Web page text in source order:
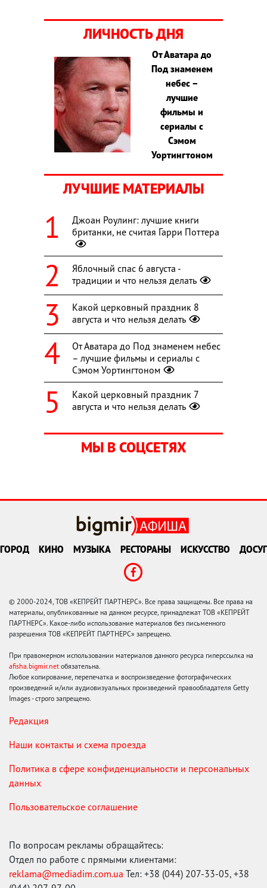
ЛИЧНОСТЬ ДНЯ
От Аватара до
Под знаменем
небес –
лучшие
фильмы и
сериалы с
Сэмом
Уортингтоном
ЛУЧШИЕ МАТЕРИАЛЫ
Джоан Роулинг: лучшие книги
британки, не считая Гарри Поттера
Яблочный спас 6 августа -
традиции и что нельзя делать
Какой церковный праздник 8
августа и что нельзя делать
От Аватара до Под знаменем небес
– лучшие фильмы и сериалы с
Сэмом Уортингтоном
Какой церковный праздник 7
августа и что нельзя делать
МЫ В СОЦСЕТЯХ
ГОРОД КИНО МУЗЫКА РЕСТОРАНЫ ИСКУССТВО ДОСУГ
© 2000-2024, ТОВ «КЕПРЕЙТ ПАРТНЕРС». Все права защищены. Все права на
материалы, опубликованные на данном ресурсе, принадлежат ТОВ «КЕПРЕЙТ
ПАРТНЕРС». Какое-либо использование материалов без письменного
разрешения ТОВ «КЕПРЕЙТ ПАРТНЕРС» запрещено.
При правомерном использовании материалов данного ресурса гиперссылка на
afisha.bigmir.net обязательна.
Любое копирование, перепечатка и воспроизведение фотографических
произведений и/или аудиовизуальных произведений правообладателя Getty
Images - строго запрещено.
Редакция
Наши контакты и схема проезда
Политика в сфере конфиденциальности и персональных
данных
Пользовательское соглашение
По вопросам рекламы обращайтесь:
Отдел по работе с прямыми клиентами:
reklama@mediadim.com.ua Тел: +38 (044) 207-33-05, +38